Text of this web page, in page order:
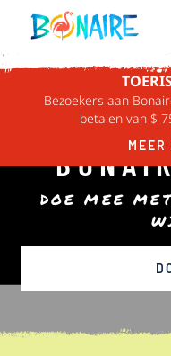
DOORGAAN NAAR ARTIKEL
Bezoekers aan
betalen van $
MEER
WIN
DOE MEE